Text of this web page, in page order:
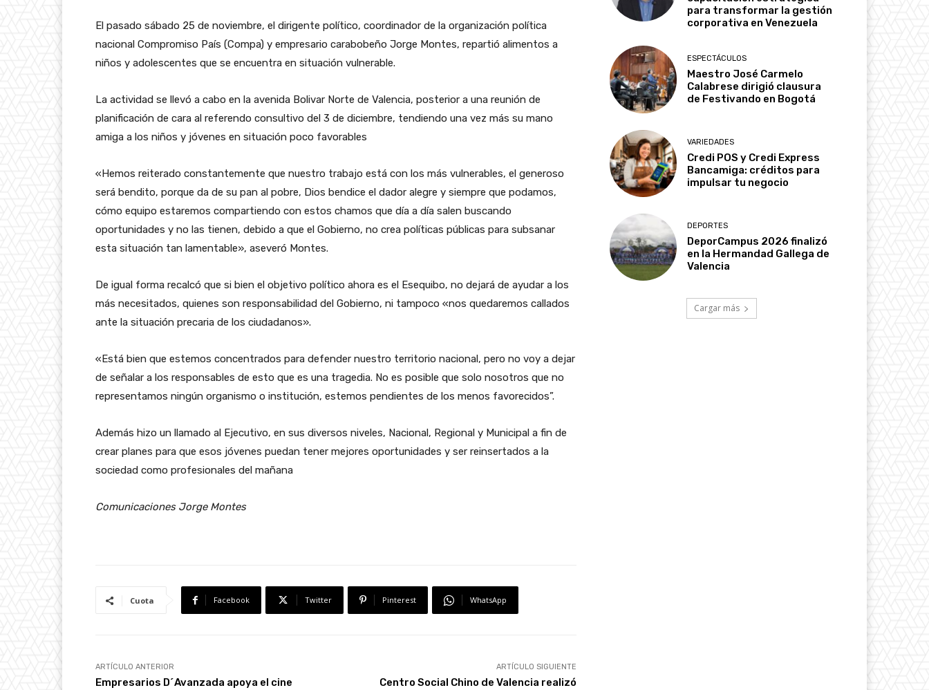
El pasado sábado 25 de noviembre, el dirigente político, coordinador de la organización política
nacional Compromiso País (Compa) y empresario carabobeño Jorge Montes, repartió alimentos a
niños y adolescentes que se encuentra en situación vulnerable.
La actividad se llevó a cabo en la avenida Bolivar Norte de Valencia, posterior a una reunión de
planificación de cara al referendo consultivo del 3 de diciembre, tendiendo una vez más su mano
amiga a los niños y jóvenes en situación poco favorables
«Hemos reiterado constantemente que nuestro trabajo está con los más vulnerables, el generoso
será bendito, porque da de su pan al pobre, Dios bendice el dador alegre y siempre que podamos,
cómo equipo estaremos compartiendo con estos chamos que día a día salen buscando
oportunidades y no las tienen, debido a que el Gobierno, no crea políticas públicas para subsanar
esta situación tan lamentable», aseveró Montes.
De igual forma recalcó que si bien el objetivo político ahora es el Esequibo, no dejará de ayudar a los
más necesitados, quienes son responsabilidad del Gobierno, ni tampoco «nos quedaremos callados
ante la situación precaria de los ciudadanos».
«Está bien que estemos concentrados para defender nuestro territorio nacional, pero no voy a dejar
de señalar a los responsables de esto que es una tragedia. No es posible que solo nosotros que no
representamos ningún organismo o institución, estemos pendientes de los menos favorecidos”.
Además hizo un llamado al Ejecutivo, en sus diversos niveles, Nacional, Regional y Municipal a fin de
crear planes para que esos jóvenes puedan tener mejores oportunidades y ser reinsertados a la
sociedad como profesionales del mañana
Comunicaciones Jorge Montes
Cuota Facebook Twitter Pinterest WhatsApp
ARTÍCULO ANTERIOR
Empresarios D´Avanzada apoya el cine
ARTÍCULO SIGUIENTE
Centro Social Chino de Valencia realizó
para transformar la gestión
corporativa en Venezuela
ESPECTÁCULOS
Maestro José Carmelo
Calabrese dirigió clausura
de Festivando en Bogotá
VARIEDADES
Credi POS y Credi Express
Bancamiga: créditos para
impulsar tu negocio
DEPORTES
DeporCampus 2026 finalizó
en la Hermandad Gallega de
Valencia
Cargar más